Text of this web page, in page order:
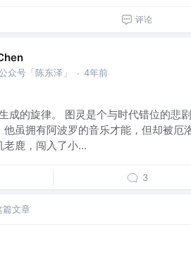
评论
众号「陈东泽」 · 4年前
成的旋律。 图灵是个与时代错位的悲
他虽拥有阿波罗的音乐才能，但却被厄
老鹿，闯入了小...
3
篇文章